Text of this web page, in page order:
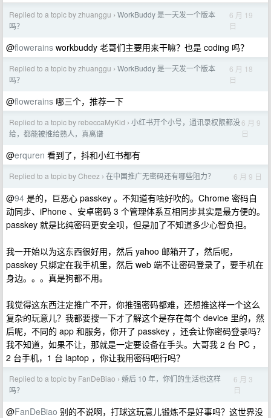
Replied to a topic by zhuanggu › WorkBuddy 是一天发一个版本
吗？
6 月 19
日
@flowerains workbuddy 老哥们主要用来干嘛？也是 coding 吗？
Replied to a topic by zhuanggu › WorkBuddy 是一天发一个版本
吗？
6 月 18
日
@flowerains 哪三个，推荐一下
Replied to a topic by rebeccaMyKid › 小红书开个小号，通讯录权限都没
给，都能被推给熟人，真离谱
6 月 9
日
@erquren 看到了，抖和小红书都有
Replied to a topic by Cheez › 在中国推广无密码还有哪些阻力？ 6 月 9 日
@94 是的，巨恶心 passkey 。不知道有啥好吹的。Chrome 密码自
动同步、iPhone 、安卓密码 3 个管理体系互相同步其实是最方便的。
passkey 就是比纯密码更安全呗，但是加了不知道多少心智负担。
我一开始以为这东西很好用，然后 yahoo 邮箱开了，然后呢，
passkey 只绑定在我手机里，然后 web 端不让密码登录了，要手机在
身边。。。真是狗都不用。
我觉得这东西注定推广不开，你推强密码都难，还想推这样一个这么
复杂的玩意儿？我都要搜一下才了解这个是存在每个 device 里的，然
后呢，不同的 app 和服务，你开了 passkey ，还会让你密码登录吗？
我不知道，如果不让，那就是一定要设备在手头。大哥我 2 台 PC ，
2 台手机，1 台 laptop ，你让我用密码吧行吗？
Replied to a topic by FanDeBiao › 婚后 10 年，你们的生活也这样
吗？
6 月 3
日
@FanDeBiao 别的不说啊，打球这玩意儿锻炼不是好事吗？这世界没